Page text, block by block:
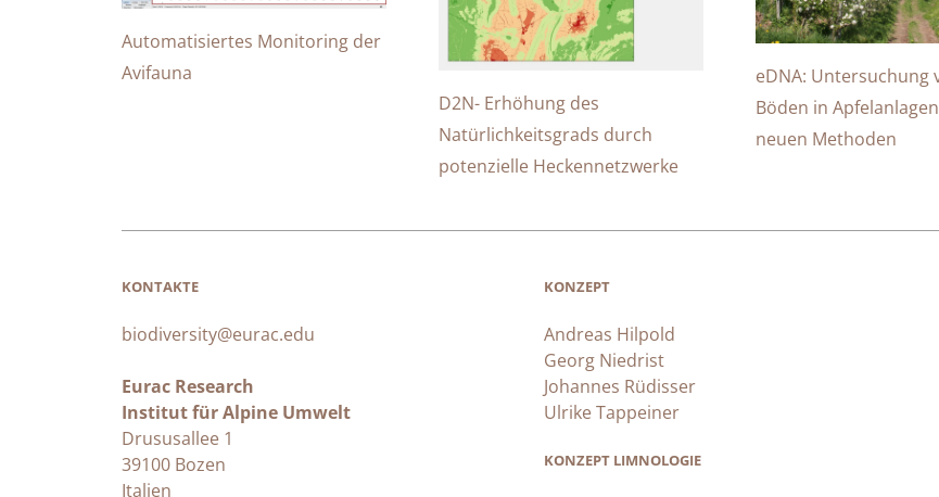
Automatisiertes Monitoring der
Avifauna
D2N- Erhöhung des
Natürlichkeitsgrads durch
potenzielle Heckennetzwerke
eDNA: Untersuchung
Böden in
neuen Methoden
KONTAKTE
biodiversity@eurac.edu
Eurac Research
Institut für Alpine Umwelt
Drususallee 1
39100 Bozen
Italien
KONZEPT
Andreas Hilpold
Georg Niedrist
Johannes Rüdisser
Ulrike Tappeiner
KONZEPT LIMNOLOGIE